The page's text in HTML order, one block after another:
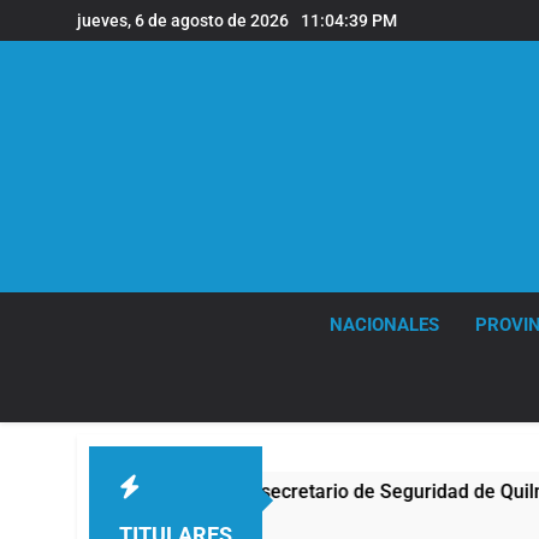
al
jueves, 6 de agosto de 2026 11:04:40 PM
NACIONALES
subsecretario de Seguridad de Quilmes, Hernán Ocampo,